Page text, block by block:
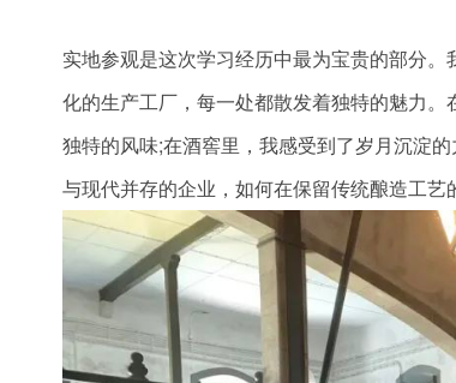
实地参观是这次学习经历中最为宝贵的部分
化的生产工厂，每一处都散发着独特的魅力
独特的风味;在酒窖里，我感受到了岁月沉淀
与现代并存的企业，如何在保留传统酿造工艺